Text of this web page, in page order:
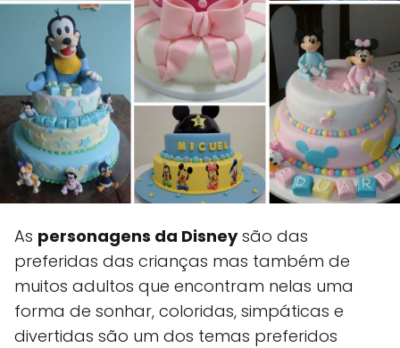
As personagens da Disneysão das
preferidas das crianças mas também de
muitos adultos que encontram nelas uma
forma de sonhar, coloridas, simpáticas e
divertidas são um dos temas preferidos